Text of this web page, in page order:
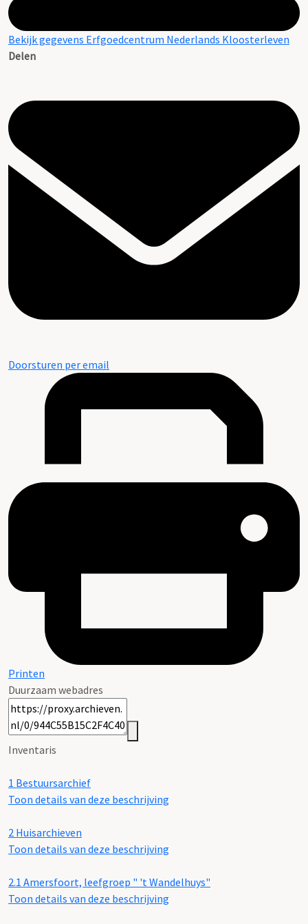
Bekijk gegevens Erfgoedcentrum Nederlands Kloosterleven
Delen
Doorsturen per email
Printen
Duurzaam webadres
Inventaris
1 Bestuursarchief
Toon details van deze beschrijving
2 Huisarchieven
Toon details van deze beschrijving
2.1 Amersfoort, leefgroep " 't Wandelhuys"
Toon details van deze beschrijving